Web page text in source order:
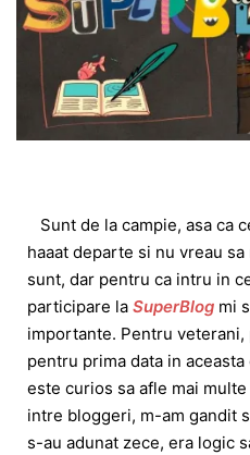
Sunt de la campie, asa ca
haaat departe si nu vreau
sunt, dar pentru ca intru in
participare la SuperBlog mi
importante. Pentru
pentru prima data in
este curios sa afle mai
intre bloggeri, m-am gandit
s-au adunat zece, era logic